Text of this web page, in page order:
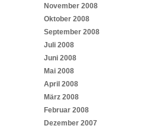
November 2008
Oktober 2008
September 2008
Juli 2008
Juni 2008
Mai 2008
April 2008
März 2008
Februar 2008
Dezember 2007